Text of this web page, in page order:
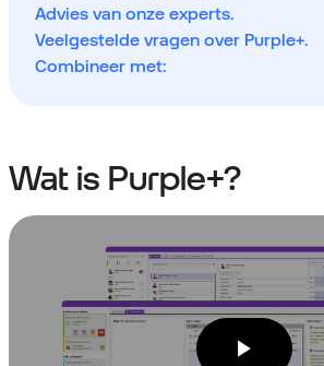
Advies van onze experts.
Veelgestelde vragen over Purple+.
Combineer met:
Wat is Purple+?